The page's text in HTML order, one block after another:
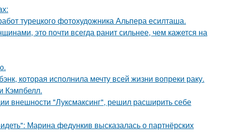
турецкого фотохудожника Альпера есилташа.
это почти всегда ранит сильнее, чем кажется на
которая исполнила мечту всей жизни вопреки раку.
Кэмпбелл.
внешности "Луксмаксинг", решил расширить себе
Марина федункив высказалась о партнёрских